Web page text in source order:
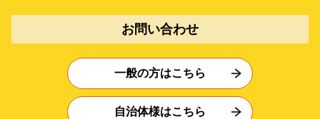
お問い合わせ
一般の方はこちら
自治体様はこちら